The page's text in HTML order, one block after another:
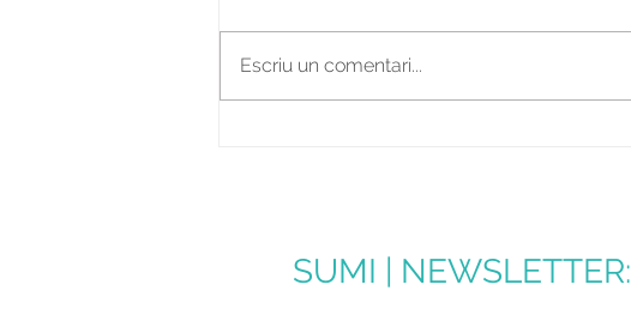
Escriu un comentari...
SUMI | NEWSLETTER: